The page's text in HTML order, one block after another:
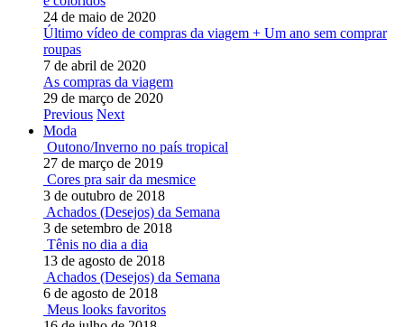
24 de maio de 2020
Último vídeo de compras da viagem + Um ano sem comprar
roupas
7 de abril de 2020
As compras da viagem
29 de março de 2020
Previous Next
Moda
Outono/Inverno no país tropical
27 de março de 2019
Cores pra sair da mesmice
3 de outubro de 2018
Achados (Desejos) da Semana
3 de setembro de 2018
Tênis no dia a dia
13 de agosto de 2018
Achados (Desejos) da Semana
6 de agosto de 2018
Meus looks favoritos